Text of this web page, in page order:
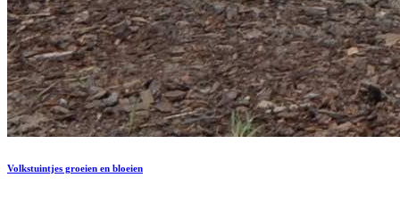
Volkstuintjes groeien en bloeien